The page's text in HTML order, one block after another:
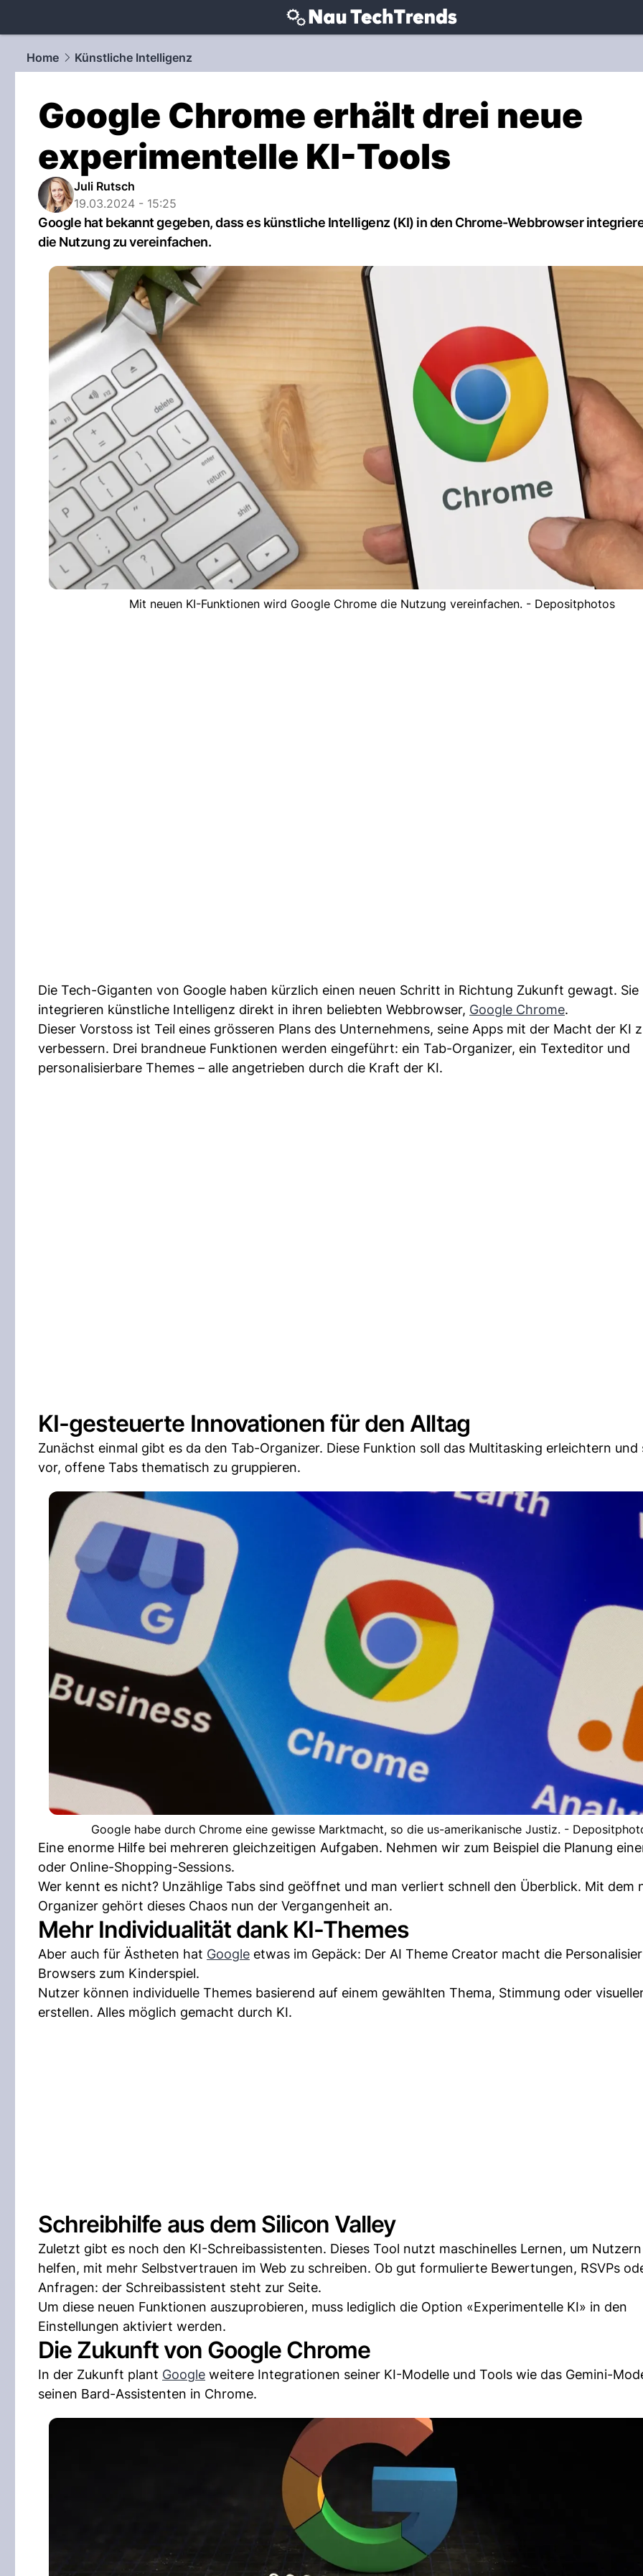
techtrends.NAU.ch
Home
Künstliche Intelligenz
Google Chrome erhält drei neue
experimentelle KI-Tools
Juli Rutsch
19.03.2024 - 15:25
Google hat bekannt gegeben, dass es künstliche Intelligenz (KI) in den Chrome-Webbrowser
die Nutzung zu vereinfachen.
Mit neuen KI-Funktionen wird Google Chrome die Nutzung vereinfachen. - Depositphotos
Die Tech-Giganten von Google haben kürzlich einen neuen Schritt in Richtung Zukunft gewagt. Sie
integrieren künstliche Intelligenz direkt in ihren beliebten Webbrowser, Google Chrome.
Dieser Vorstoss ist Teil eines grösseren Plans des Unternehmens, seine Apps mit der Macht der KI
verbessern. Drei brandneue Funktionen werden eingeführt: ein Tab-Organizer, ein Texteditor und
personalisierbare Themes – alle angetrieben durch die Kraft der KI.
KI-gesteuerte Innovationen für den Alltag
Zunächst einmal gibt es da den Tab-Organizer. Diese Funktion soll das Multitasking erleichtern und
vor, offene Tabs thematisch zu gruppieren.
Google habe durch Chrome eine gewisse Marktmacht, so die us-amerikanische Justiz. -
Eine enorme Hilfe bei mehreren gleichzeitigen Aufgaben. Nehmen wir zum Beispiel die Planung
oder Online-Shopping-Sessions.
Wer kennt es nicht? Unzählige Tabs sind geöffnet und man verliert schnell den Überblick. Mit dem
Organizer gehört dieses Chaos nun der Vergangenheit an.
Mehr Individualität dank KI-Themes
Aber auch für Ästheten hat Google etwas im Gepäck: Der AI Theme Creator macht die
Browsers zum Kinderspiel.
Nutzer können individuelle Themes basierend auf einem gewählten Thema, Stimmung oder
erstellen. Alles möglich gemacht durch KI.
Schreibhilfe aus dem Silicon Valley
Zuletzt gibt es noch den KI-Schreibassistenten. Dieses Tool nutzt maschinelles Lernen, um
helfen, mit mehr Selbstvertrauen im Web zu schreiben. Ob gut formulierte Bewertungen, RSVPs
Anfragen: der Schreibassistent steht zur Seite.
Um diese neuen Funktionen auszuprobieren, muss lediglich die Option «Experimentelle KI» in den
Einstellungen aktiviert werden.
Die Zukunft von Google Chrome
In der Zukunft plant Google weitere Integrationen seiner KI-Modelle und Tools wie das Gemini-
seinen Bard-Assistenten in Chrome.